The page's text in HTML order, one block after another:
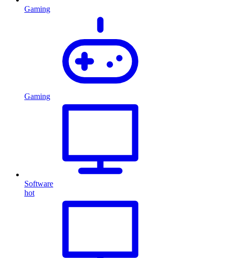
Gaming
Gaming
Software
hot